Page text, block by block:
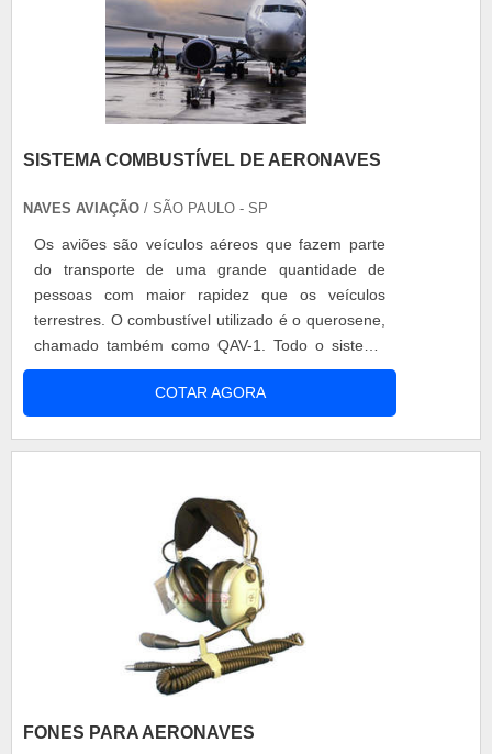
SISTEMA COMBUSTÍVEL DE AERONAVES
NAVES AVIAÇÃO / SÃO PAULO - SP
Os aviões são veículos aéreos que fazem parte
do transporte de uma grande quantidade de
pessoas com maior rapidez que os veículos
terrestres. O combustível utilizado é o querosene,
chamado também como QAV-1. Todo o sistema
combustível de aeronaves é responsável por
manter o constante fluxo do combustível livres de
elementos de contaminação independente do
COTAR AGORA
FONES PARA AERONAVES